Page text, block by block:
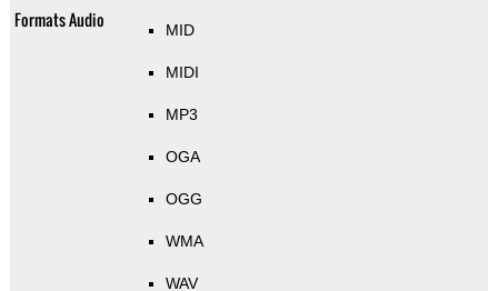
Formats Audio MID
MIDI
MP3
OGA
OGG
WMA
WAV